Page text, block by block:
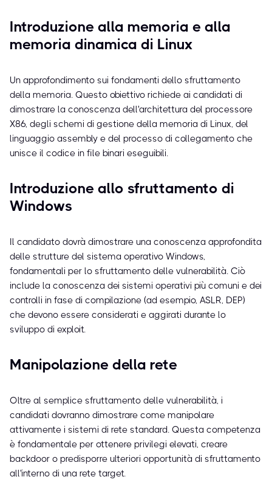
Introduzione alla memoria e alla
memoria dinamica di Linux
Un approfondimento sui fondamenti dello sfruttamento
della memoria. Questo obiettivo richiede ai candidati di
dimostrare la conoscenza dell'architettura del processore
X86, degli schemi di gestione della memoria di Linux, del
linguaggio assembly e del processo di collegamento che
unisce il codice in file binari eseguibili.
Introduzione allo sfruttamento di
Windows
Il candidato dovrà dimostrare una conoscenza approfondita
delle strutture del sistema operativo Windows,
fondamentali per lo sfruttamento delle vulnerabilità. Ciò
include la conoscenza dei sistemi operativi più comuni e dei
controlli in fase di compilazione (ad esempio, ASLR, DEP)
che devono essere considerati e aggirati durante lo
sviluppo di exploit.
Manipolazione della rete
Oltre al semplice sfruttamento delle vulnerabilità, i
candidati dovranno dimostrare come manipolare
attivamente i sistemi di rete standard. Questa competenza
è fondamentale per ottenere privilegi elevati, creare
backdoor o predisporre ulteriori opportunità di sfruttamento
all'interno di una rete target.